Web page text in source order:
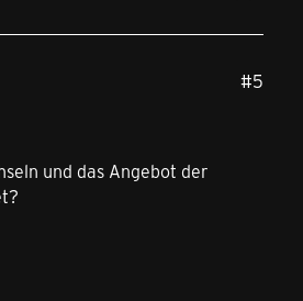
#5
und das Angebot der